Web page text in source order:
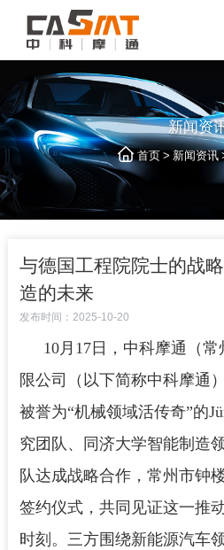
新闻资
首页 > 新闻资讯
与德国工程院院士的战
造的未来
发布时间：2025-10-20
10月17日，中科摩通（
限公司（以下简称中科摩通
被誉为“机械领域活传奇”的
究团队、同济大学智能制造
队达成战略合作，常州市钟
签约仪式，共同见证这一推
时刻。三方围绕新能源汽车